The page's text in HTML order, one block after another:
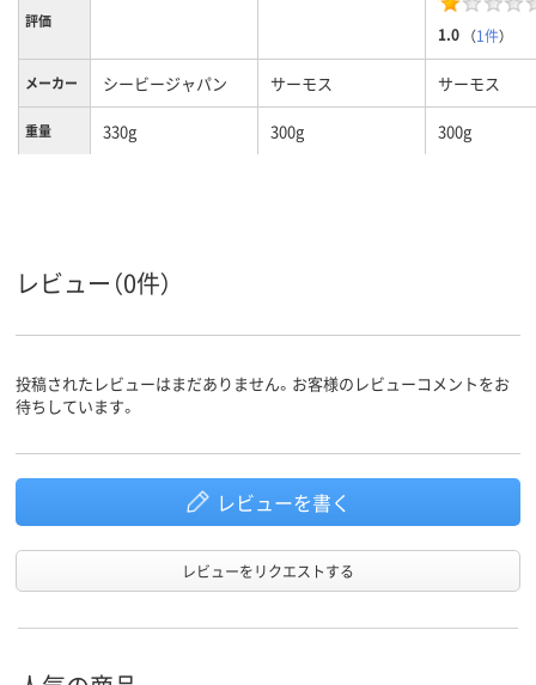
評価
1.0 （1件）
メーカー シービージャパン サーモス サーモス
重量 330g 300g 300g
レビュー（0件）
投稿されたレビューはまだありません。お客様のレビューコメントをお
待ちしています。
レビューを書く
レビューをリクエストする